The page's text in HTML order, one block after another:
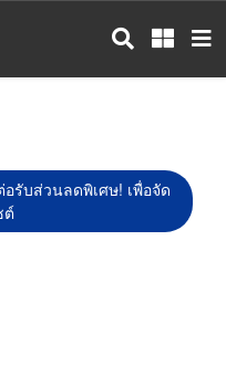
รับส่วนลดพิเศษ! เพื่อจัด
ต์